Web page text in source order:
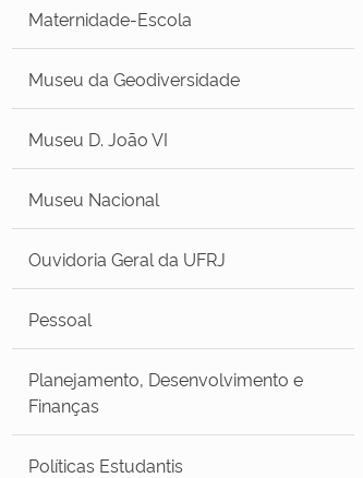
Maternidade-Escola
Museu da Geodiversidade
Museu D. João VI
Museu Nacional
Ouvidoria Geral da UFRJ
Pessoal
Planejamento, Desenvolvimento e
Finanças
Políticas Estudantis